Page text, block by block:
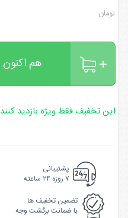
تومان
هم اکنون
این تخفیف فقط ویژه بازدید
پشتیبانی
۷ روزه ۲۴ ساعته
تضمین تخفیف ها
با ضمانت برگشت وجه